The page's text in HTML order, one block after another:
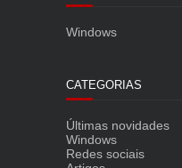
Windows
CATEGORIAS
Últimas novidades
Windows
Redes sociais